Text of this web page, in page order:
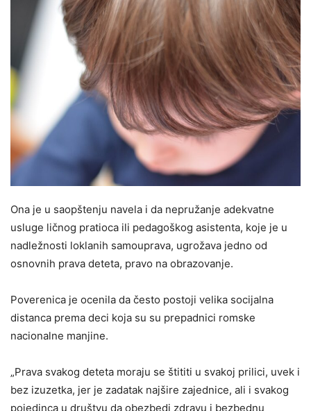
Ona je u saopštenju navela i da nepružanje adekvatne
usluge ličnog pratioca ili pedagoškog asistenta, koje je u
nadležnosti loklanih samouprava, ugrožava jedno od
osnovnih prava deteta, pravo na obrazovanje.
Poverenica je ocenila da često postoji velika socijalna
distanca prema deci koja su su prepadnici romske
nacionalne manjine.
„Prava svakog deteta moraju se štititi u svakoj prilici, uvek i
bez izuzetka, jer je zadatak najšire zajednice, ali i svakog
pojedinca u društvu da obezbedi zdravu i bezbednu